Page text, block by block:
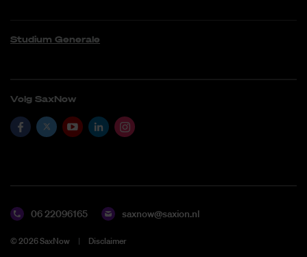
Studium Generale
Volg SaxNow
06 22096165 saxnow@saxion.nl
©2026SaxNow Disclaimer